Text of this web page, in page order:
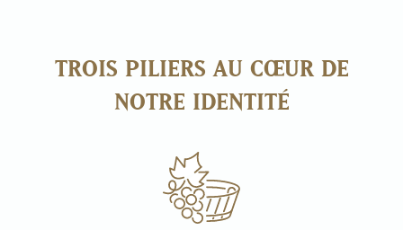
TROIS PILIERS AU CŒUR DE
NOTRE IDENTITÉ